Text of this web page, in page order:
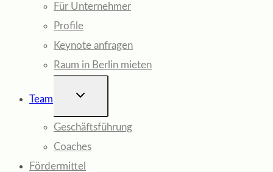
Für Unternehmer
Profile
Keynote anfragen
Raum in Berlin mieten
Team
UNTERMENÜ
Geschäftsführung
Coaches
Fördermittel